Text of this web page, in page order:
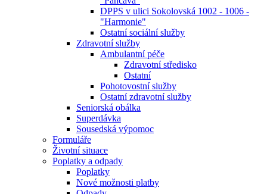
DPPS v ulici Sokolovská 1002 - 1006 -
"Harmonie"
Ostatní sociální služby
Zdravotní služby
Ambulantní péče
Zdravotní středisko
Ostatní
Pohotovostní služby
Ostatní zdravotní služby
Seniorská obálka
Superdávka
Sousedská výpomoc
Formuláře
Životní situace
Poplatky a odpady
Poplatky
Nové možnosti platby